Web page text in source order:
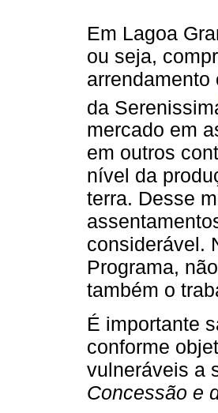
Em Lagoa
ou seja,
da
mercado em
em outros
nível da
terra. Desse
considerável.
Programa,
também o
É importante
conforme
vulneráveis a
Concessão e